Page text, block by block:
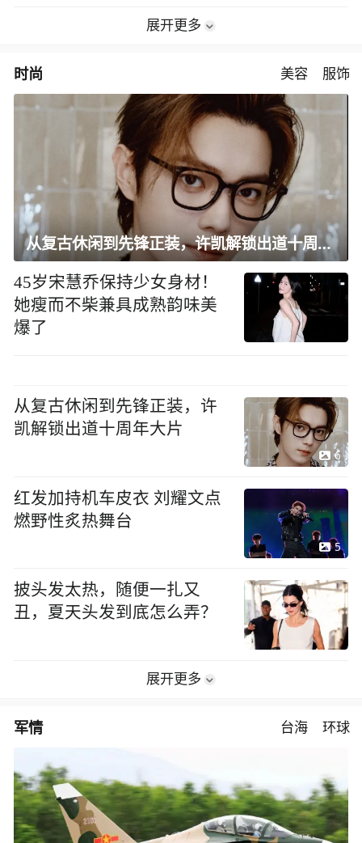
展开更多
时尚 美容 服饰
从复古休闲到先锋正装，许凯解锁出道十周年大片
45岁宋慧乔保持少女身材！
她瘦而不柴兼具成熟韵味美
爆了
从复古休闲到先锋正装，许
凯解锁出道十周年大片
6
红发加持机车皮衣 刘耀文点
燃野性炙热舞台
5
披头发太热，随便一扎又
丑，夏天头发到底怎么弄？
展开更多
军情 台海 环球